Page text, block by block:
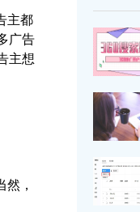
主都
广告
主想
，